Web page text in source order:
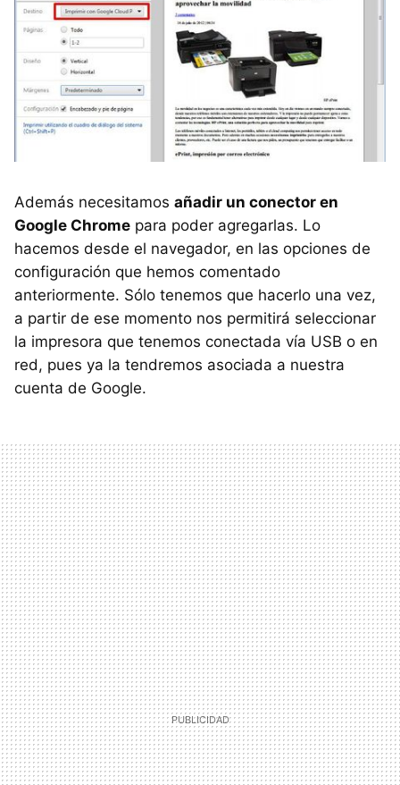
Además necesitamos añadir un conector en
Google Chrome para poder agregarlas. Lo
hacemos desde el navegador, en las opciones de
configuración que hemos comentado
anteriormente. Sólo tenemos que hacerlo una vez,
a partir de ese momento nos permitirá seleccionar
la impresora que tenemos conectada vía USB o en
red, pues ya la tendremos asociada a nuestra
cuenta de Google.